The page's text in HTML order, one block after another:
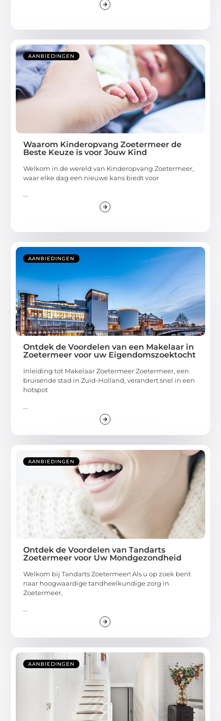
AANBIEDINGEN
Waarom Kinderopvang Zoetermeer de
Beste Keuze is voor Jouw Kind
Welkom in de wereld van Kinderopvang Zoetermeer,
waar elke dag een nieuwe kans biedt voor
...
AANBIEDINGEN
Ontdek de Voordelen van een Makelaar in
Zoetermeer voor uw Eigendomszoektocht
Inleiding tot Makelaar Zoetermeer Zoetermeer, een
bruisende stad in Zuid-Holland, verandert snel in een
hotspot
...
AANBIEDINGEN
Ontdek de Voordelen van Tandarts
Zoetermeer voor Uw Mondgezondheid
Welkom bij Tandarts Zoetermeer! Als u op zoek bent
naar hoogwaardige tandheelkundige zorg in
Zoetermeer,
...
AANBIEDINGEN